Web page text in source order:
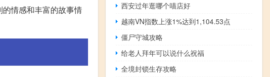
情感和丰富的故事情
西安过年逛哪个喵店好
越南VN指数上涨1%达到1,104.53点
僵尸守城攻略
给老人拜年可以说什么祝福
全境封锁生存攻略